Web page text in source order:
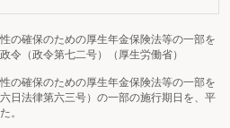
の確保のための厚生年金保険法等の一部を
令（政令第七二号）（厚生労働省）
の確保のための厚生年金保険法等の一部を
日法律第六三号）の一部の施行期日を、平
。